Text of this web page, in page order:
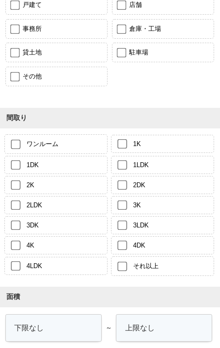
戸建て 店舗
事務所 倉庫・工場
貸土地 駐車場
その他
間取り
ワンルーム 1K
1DK 1LDK
2K 2DK
2LDK 3K
3DK 3LDK
4K 4DK
4LDK それ以上
面積
～